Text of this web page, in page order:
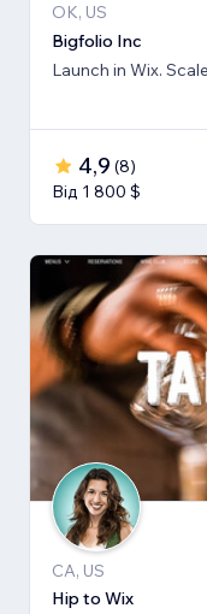
OK, US
Bigfolio Inc
Launch in Wix.
4,9 (8)
Від 1 800 $
CA, US
Hip to Wix